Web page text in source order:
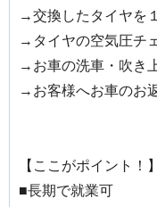
→交換したタイヤを
→タイヤの空気圧チ
→お車の洗車・吹き
→お客様へお車のお
【ここがポイント！】
■長期で就業可